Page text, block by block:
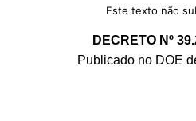
Este texto não
DECRETO Nº
Publicado no DOE